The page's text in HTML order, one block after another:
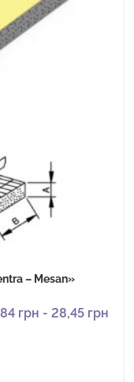
– Mesan»
грн - 28,45 грн